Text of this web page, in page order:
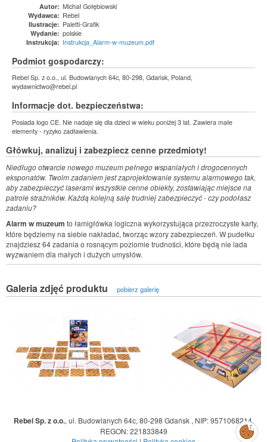
Autor: Michał Gołębiowski
Wydawca: Rebel
Ilustracje: Paletti-Grafik
Wydanie: polskie
Instrukcja: Instrukcja_Alarm-w-muzeum.pdf
Podmiot gospodarczy:
Rebel Sp. z o.o., ul. Budowlanych 64c, 80-298, Gdańsk, Poland,
wydawnictwo@rebel.pl
Informacje dot. bezpieczeństwa:
Posiada logo CE. Nie nadaje się dla dzieci w wieku poniżej 3 lat. Zawiera małe
elementy - ryzyko zadławienia.
Główkuj, analizuj i zabezpiecz cenne przedmioty!
Niedługo otwarcie nowego muzeum pełnego wspaniałych i drogocennych
eksponatów. Twoim zadaniem jest zaprojektowanie systemu alarmowego tak,
aby zabezpieczyć laserami wszystkie cenne obiekty, zostawiając miejsce na
patrole strażników. Każdą kolejną salę trudniej zabezpieczyć - czy podołasz
zadaniu?
Alarm w muzeum to łamigłówka logiczna wykorzystująca przezroczyste karty,
które będziemy na siebie nakładać, tworząc wzory zabezpieczeń. W pudełku
znajdziesz 64 zadania o rosnącym poziomie trudności, które będą nie lada
wyzwaniem dla małych i dużych umysłów.
Galeria zdjęć produktu pobierz galerię
Rebel Sp. z o.o., ul. Budowlanych 64c, 80-298 Gdańsk, NIP: 9571068214,
REGON: 221833849
Zarządzaj
preferencjami
cookies